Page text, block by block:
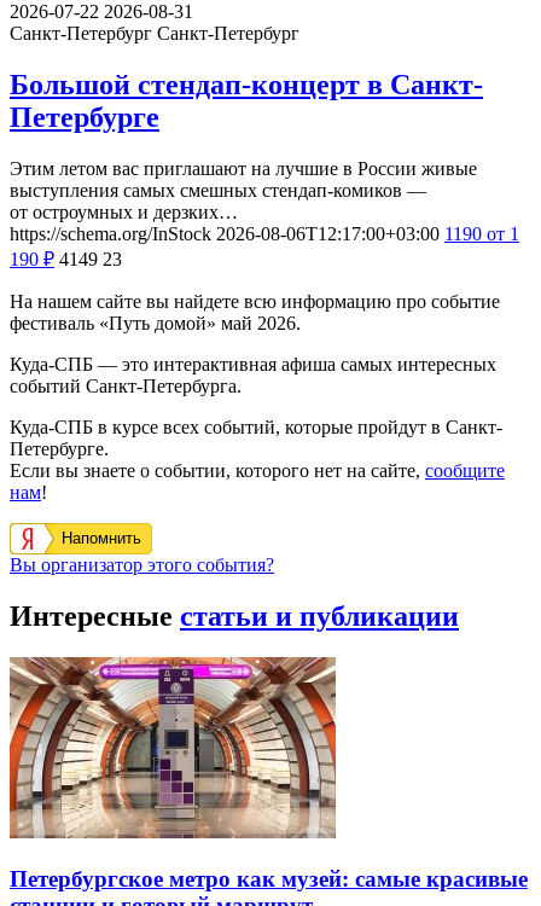
2026-07-22 2026-08-31
Санкт-Петербург Санкт-Петербург
Большой стендап-концерт в Санкт-
Петербурге
Этим летом вас приглашают на лучшие в России живые
выступления самых смешных стендап-комиков —
от остроумных и дерзких…
https://schema.org/InStock 2026-08-06T12:17:00+03:00 1190 от 1
190 ₽ 4149 23
На нашем сайте вы найдете всю информацию про событие
фестиваль «Путь домой» май 2026.
Куда-СПБ — это интерактивная афиша самых интересных
событий Санкт-Петербурга.
Куда-СПБ в курсе всех событий, которые пройдут в Санкт-
Петербурге.
Если вы знаете о событии, которого нет на сайте, сообщите
нам!
Напомнить
Вы организатор этого события?
Интересные статьи и публикации
Петербургское метро как музей: самые красивые